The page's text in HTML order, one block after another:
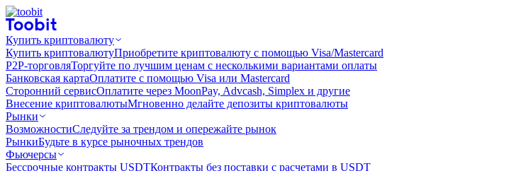
Купить криптовалюту
Купить криптовалютуПриобретите криптовалюту с помощью Visa/Mastercard
P2P-торговляТоргуйте по лучшим ценам с несколькими вариантами оплаты
Банковская картаОплатите с помощью Visa или Mastercard
Сторонний сервисОплатите через MoonPay, Advcash, Simplex и другие
Внесение криптовалютыМгновенно делайте депозиты криптовалюты
Рынки
ВозможностиСледуйте за трендом и опережайте рынок
РынкиБудьте в курсе рыночных трендов
Фьючерсы
Бессрочные контракты USDTКонтракты без поставки с расчетами в USDT